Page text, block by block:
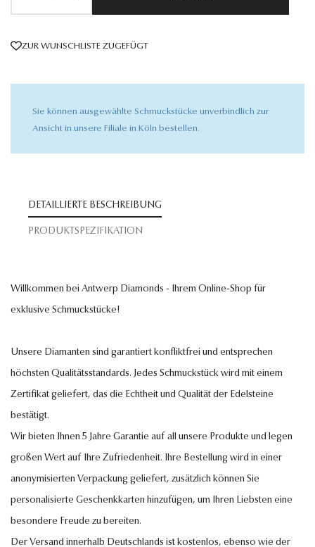
ZUR WUNSCHLISTE ZUGEFÜGT
Sie können ausgewählte Schmuckstücke unverbindlich zur
Ansicht in unsere Filiale in Köln bestellen.
DETAILLIERTE BESCHREIBUNG
PRODUKTSPEZIFIKATION
Willkommen bei Antwerp Diamonds - Ihrem Online-Shop für
exklusive Schmuckstücke!
Unsere Diamanten sind garantiert konfliktfrei und entsprechen
höchsten Qualitätsstandards. Jedes Schmuckstück wird mit einem
Zertifikat geliefert, das die Echtheit und Qualität der Edelsteine
bestätigt.
Wir bieten Ihnen 5 Jahre Garantie auf all unsere Produkte und legen
großen Wert auf Ihre Zufriedenheit. Ihre Bestellung wird in einer
anonymisierten Verpackung geliefert, zusätzlich können Sie
personalisierte Geschenkkarten hinzufügen, um Ihren Liebsten eine
besondere Freude zu bereiten.
Der Versand innerhalb Deutschlands ist kostenlos, ebenso wie der